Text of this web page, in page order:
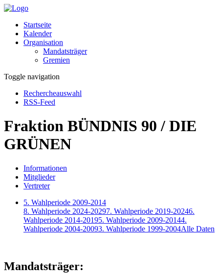
Startseite
Kalender
Organisation
Mandatsträger
Gremien
Toggle navigation
Rechercheauswahl
RSS-Feed
Fraktion BÜNDNIS 90 / DIE
GRÜNEN
Informationen
Mitglieder
Vertreter
5. Wahlperiode 2009-2014
8. Wahlperiode 2024-20297. Wahlperiode 2019-20246.
Wahlperiode 2014-20195. Wahlperiode 2009-20144.
Wahlperiode 2004-20093. Wahlperiode 1999-2004Alle Daten
Mandatsträger: